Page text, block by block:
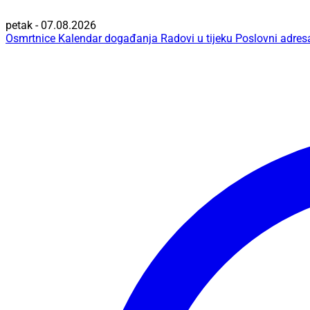
petak - 07.08.2026
Osmrtnice Kalendar događanja Radovi u tijeku Poslovni